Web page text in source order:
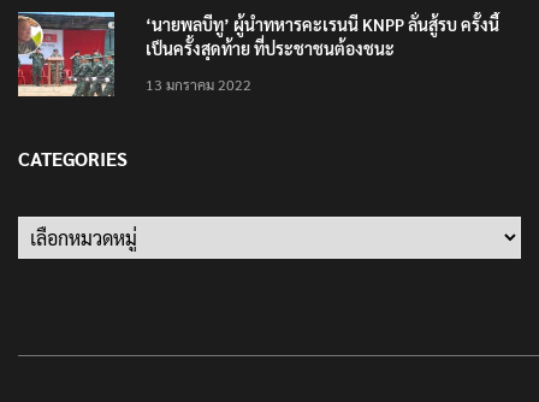
‘นายพลบีทู’ ผู้นำทหารคะเรนนี KNPP ลั่นสู้รบ ครั้งนี้
เป็นครั้งสุดท้าย ที่ประชาชนต้องชนะ
13 มกราคม 2022
CATEGORIES
Categories